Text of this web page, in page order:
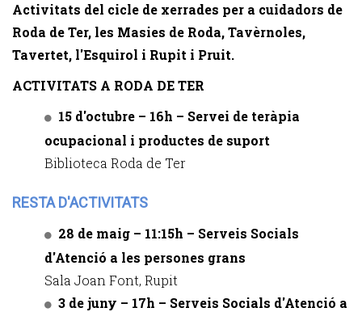
Activitats del cicle de xerrades per a cuidadors de
Roda de Ter, les Masies de Roda, Tavèrnoles,
Tavertet, l'Esquirol i Rupit i Pruit.
ACTIVITATS A RODA DE TER
15 d'octubre – 16h – Servei de teràpia
ocupacional i productes de suport
Biblioteca Roda de Ter
RESTA D'ACTIVITATS
28 de maig – 11:15h – Serveis Socials
d'Atenció a les persones grans
Sala Joan Font, Rupit
3 de juny – 17h – Serveis Socials d'Atenció a